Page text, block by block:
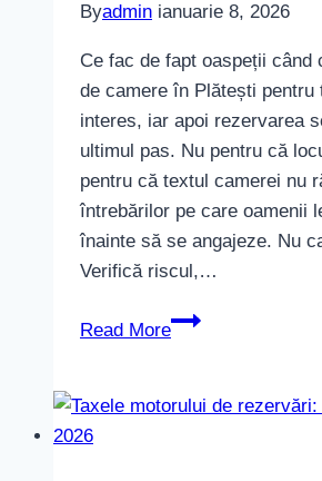
Byadmin ianuarie 8, 2026
Ce fac de fapt oaspeții când
de camere în Plătești pentru
interes, iar apoi rezervarea
ultimul pas. Nu pentru că
pentru că textul camerei nu
întrebărilor pe care oamenii
înainte să se angajeze. Nu
Verifică riscul,…
Read More
Descrieri
care